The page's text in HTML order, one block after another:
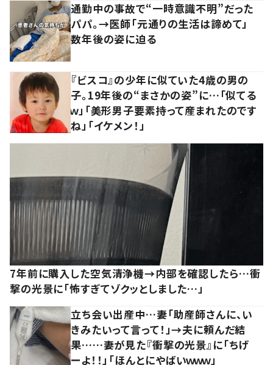
通勤中の事故で“一時意識不明”だった
パパ。→医師「元通りの生活は諦めて」
数年後の姿に迫る
『ビスコ』の少年に似ていた4歳の男の
子。19年後の“まさかの姿”に…「似てる
ｗ」「美形男子要素持って産まれたのです
ね」「イケメン！」
7年前に購入した空気清浄機→内部を確認したら…衝
撃の光景に「怖すぎてゾクッとしました…」
立ち会い出産中…妻「助産師さんに、い
きみたいって言って！」→夫に頼んだ結
果……妻が見た『衝撃の光景』に「ちげ
ーよ！！」「ほんとにやばいｗｗｗ」